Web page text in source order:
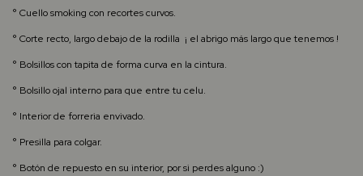
° Cuello smoking con recortes curvos.
° Corte recto, largo debajo de la rodilla ¡ el abrigo más largo que tenemos !
° Bolsillos con tapita de forma curva en la cintura.
° Bolsillo ojal interno para que entre tu celu.
° Interior de forreria envivado.
° Presilla para colgar.
° Botón de repuesto en su interior, por si perdes alguno :)